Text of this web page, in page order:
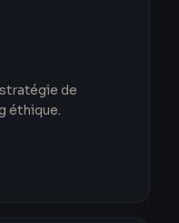
de
éthique.